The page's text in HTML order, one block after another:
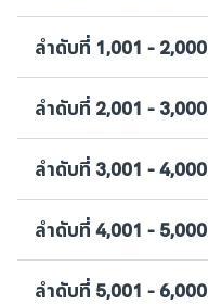
ลำดับที่ 1,001 - 2,000
ลำดับที่ 2,001 - 3,000
ลำดับที่ 3,001 - 4,000
ลำดับที่ 4,001 - 5,000
ลำดับที่ 5,001 - 6,000